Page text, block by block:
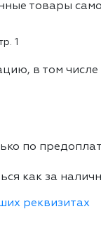
товары
1
в том числе
по
как за
реквизитах